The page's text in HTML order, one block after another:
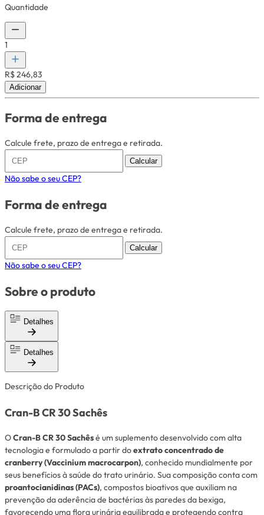
Quantidade
1
R$ 246,83
Adicionar
Forma de entrega
Calcule frete, prazo de entrega e retirada.
Calcular
Não sabe o seu CEP?
Forma de entrega
Calcule frete, prazo de entrega e retirada.
Calcular
Não sabe o seu CEP?
Sobre o produto
Detalhes
Detalhes
Descrição do Produto
Cran-B CR 30 Sachês
OCran-B CR 30 Sachêsé um suplemento desenvolvido com alta
tecnologia e formulado a partir doextrato concentrado de
cranberry (Vaccinium macrocarpon), conhecido mundialmente por
seus benefícios à saúde do trato urinário. Sua composição conta com
proantocianidinas (PACs), compostos bioativos que auxiliam na
prevenção da aderência de bactérias às paredes da bexiga,
favorecendo uma flora urinária equilibrada e protegendo contra